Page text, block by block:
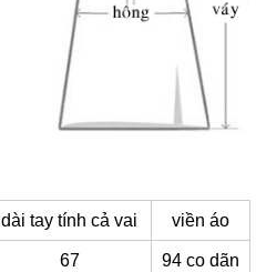
dài tay tính cả vai viền áo
67 94 co dãn